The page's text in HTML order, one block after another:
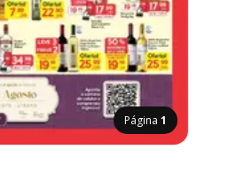
Página 1